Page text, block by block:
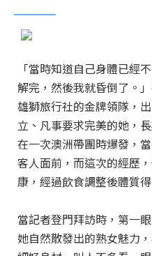
「當時知道自己身體已經
解完，然後我就昏倒了。
雄獅旅行社的金牌領隊，
立、凡事要求完美的她，
在一次澳洲帶團時爆發，
客人面前，而這次的經歷
康，經過飲食調整後體質
當記者登門拜訪時，第一
她自然散發出的熟女魅力